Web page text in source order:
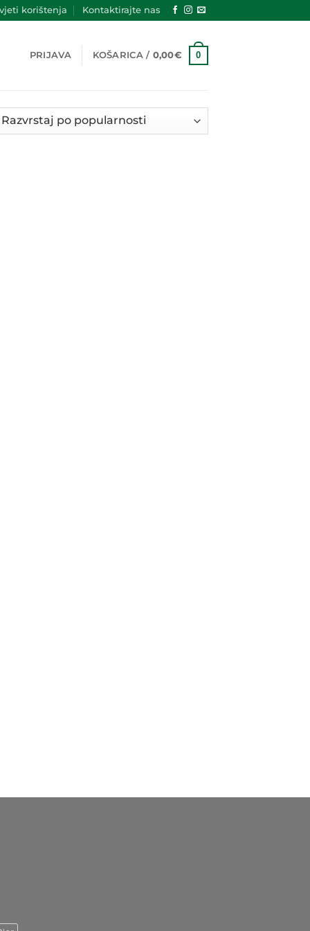
korištenja Kontaktirajte nas
PRIJAVA KOŠARICA / 0,00€ 0